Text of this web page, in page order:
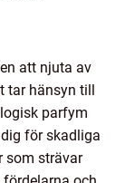
att njuta av
tar hänsyn till
parfym
för skadliga
som strävar